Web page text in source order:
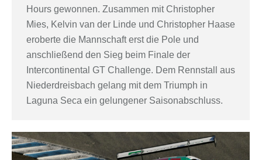
Hours gewonnen. Zusammen mit Christopher
Mies, Kelvin van der Linde und Christopher Haase
eroberte die Mannschaft erst die Pole und
anschließend den Sieg beim Finale der
Intercontinental GT Challenge. Dem Rennstall aus
Niederdreisbach gelang mit dem Triumph in
Laguna Seca ein gelungener Saisonabschluss.